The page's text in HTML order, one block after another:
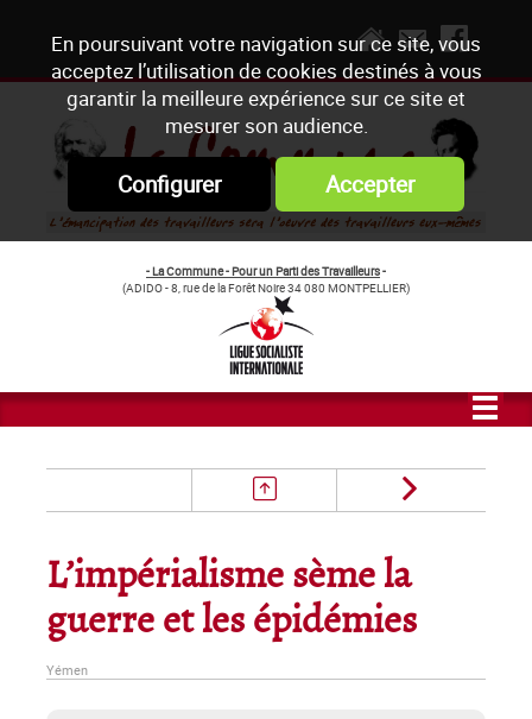
En poursuivant votre navigation sur ce site, vous
acceptez l’utilisation de cookies destinés à vous
garantir la meilleure expérience sur ce site et
mesurer son audience.
Configurer Accepter
- La Commune - Pour un Parti des Travailleurs-
(ADIDO - 8, rue de la Forêt Noire 34 080 MONTPELLIER)
L’impérialisme sème la
guerre et les épidémies
Yémen